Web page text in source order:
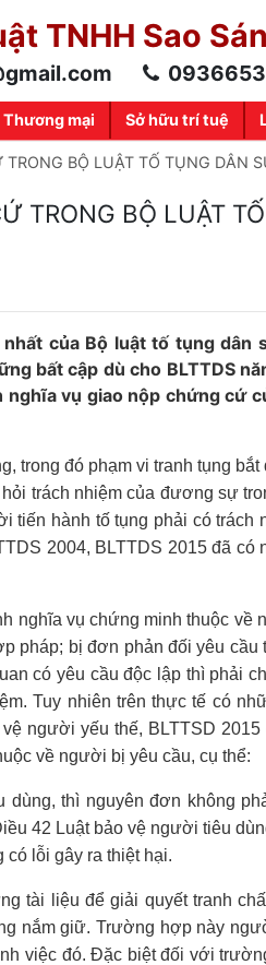
TNHH Sao
Thương mại Sở hữu trí tuệ
BỘ LUẬT TỐ TỤNG DÂN
TRONG BỘ LUẬT
của Bộ luật tố tụng dân
bất cập dù cho BLTTDS
vụ giao nộp chứng cứ
trong đó phạm vi tranh tụng
trách nhiệm của đương sự
hành tố tụng phải có trách
2004, BLTTDS 2015 đã có
nghĩa vụ chứng minh thuộc về
pháp; bị đơn phản đối yêu cầu
có yêu cầu độc lập thì phải
Tuy nhiên trên thực tế có
người yếu thế, BLTTSD
về người bị yêu cầu, cụ thể:
thì nguyên đơn không
42 Luật bảo vệ người tiêu
có lỗi gây ra thiệt hại.
tài liệu để giải quyết tranh
nắm giữ. Trường hợp này
việc đó. Đặc biệt đối với